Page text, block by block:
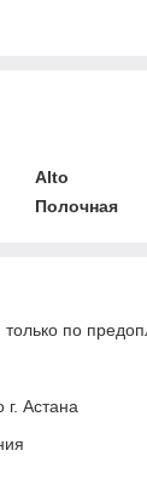
Alto
Полочная
по
г. Астана